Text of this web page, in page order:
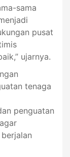
sama
pusat
ujarnya.
tenaga
penguatan